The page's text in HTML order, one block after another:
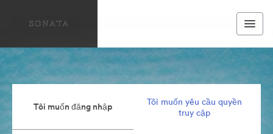
Tôi muốn đăng nhập
Tôi muốn yêu cầu quyền
truy cập